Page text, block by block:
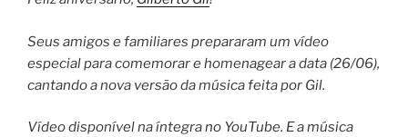
Seus amigos e familiares prepararam um vídeo
especial para comemorar e homenagear a data (26/06),
cantando a nova versão da música feita por Gil.
Vídeo disponível na íntegra no YouTube. E a música